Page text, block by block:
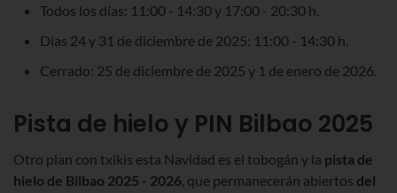
Todos los días: 11:00 - 14:30 y 17:00 - 20:30 h.
Días 24 y 31 de diciembre de 2025: 11:00 - 14:30 h.
Cerrado: 25 de diciembre de 2025 y 1 de enero de 2026.
Pista de hielo y PIN Bilbao 2025
Otro plan con txikis esta Navidad es el tobogán y la pista de
hielo de Bilbao 2025 - 2026, que permanecerán abiertos del